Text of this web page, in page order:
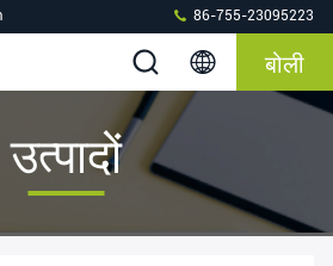
86-755-23095223
बोली
उत्पादों